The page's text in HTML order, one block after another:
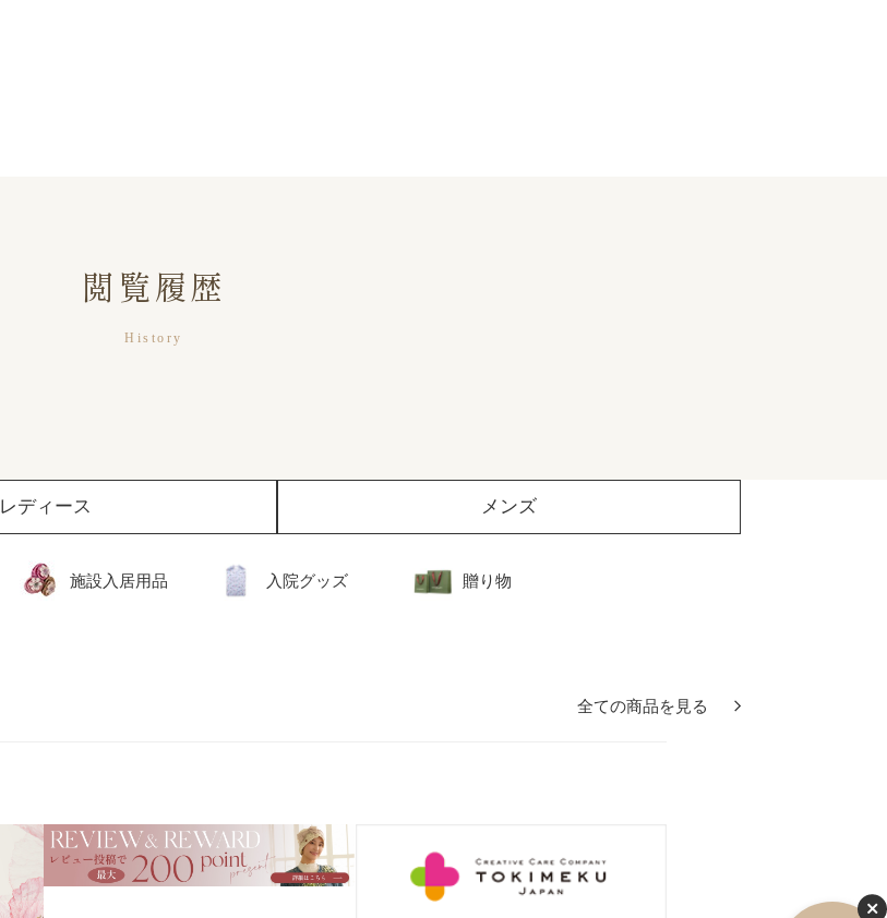
閲覧履歴
History
レディース メンズ
施設入居用品 入院グッズ 贈り物
全ての商品を見る